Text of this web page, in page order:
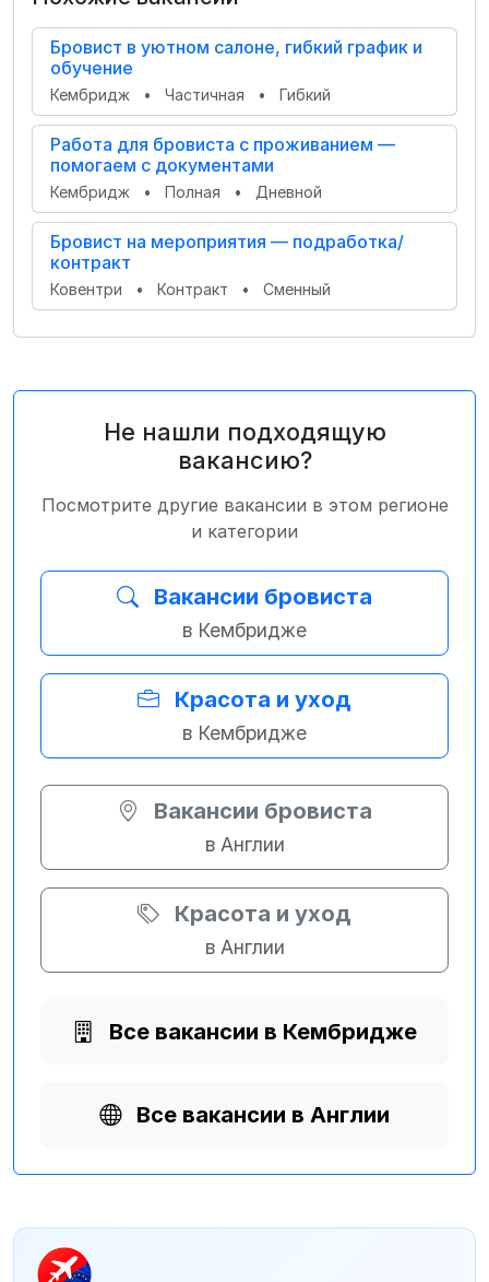
Бровист в уютном салоне, гибкий график и
обучение
Кембридж • Частичная • Гибкий
Работа для бровиста с проживанием —
помогаем с документами
Кембридж • Полная • Дневной
Бровист на мероприятия — подработка/
контракт
Ковентри • Контракт • Сменный
Не нашли подходящую
вакансию?
Посмотрите другие вакансии в этом регионе
и категории
Вакансии бровиста
в Кембридже
Красота и уход
в Кембридже
Вакансии бровиста
в Англии
Красота и уход
в Англии
Все вакансии в Кембридже
Все вакансии в Англии